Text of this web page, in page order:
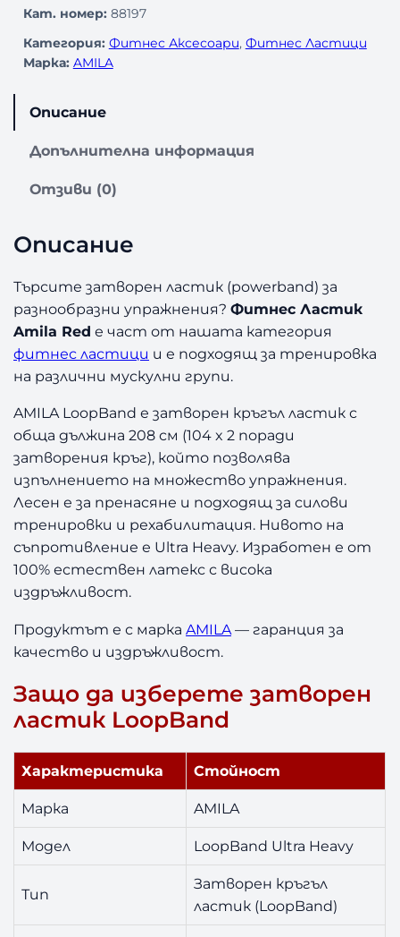
ч
е
т
т
е
а
с
т
к
A
m
i
R
e
d
Кат. номер: 88197
Категория: Фитнес Аксесоари, Фитнес Ластици
Марка: AMILA
Описание
Допълнителна информация
Отзиви (0)
Описание
Търсите затворен ластик (powerband) за
разнообразни упражнения?Фитнес Ластик
Amila Red е част от нашата категория
фитнес ластици и е подходящ за тренировка
на различни мускулни групи.
AMILA LoopBand е затворен кръгъл ластик с
обща дължина 208 см (104 x 2 поради
затворения кръг), който позволява
изпълнението на множество упражнения.
Лесен е за пренасяне и подходящ за силови
тренировки и рехабилитация. Нивото на
съпротивление е Ultra Heavy. Изработен е от
100% естествен латекс с висока
издръжливост.
Продуктът е с маркаAMILA — гаранция за
качество и издръжливост.
Защо да изберете затворен
ластик LoopBand
Характеристика Стойност
Марка AMILA
Модел LoopBand Ultra Heavy
Тип
Затворен кръгъл
ластик (LoopBand)